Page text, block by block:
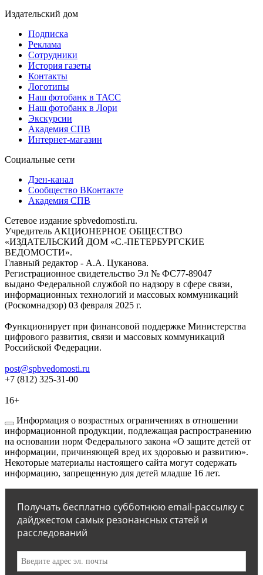
Издательский дом
Подписка
Реклама
Сотрудники
История газеты
Контакты
Логотипы
Наш фотобанк в ТАСС
Наш фотобанк в Лори
Экскурсии
Академия СПВ
Интернет-магазин
Социальные сети
Дзен-канал
Сообщество ВКонтакте
Академия СПВ
Сетевое издание spbvedomosti.ru.
Учредитель АКЦИОНЕРНОЕ ОБЩЕСТВО
«ИЗДАТЕЛЬСКИЙ ДОМ «С.-ПЕТЕРБУРГСКИЕ
ВЕДОМОСТИ».
Главный редактор - А.А. Цуканова.
Регистрационное свидетельство Эл № ФС77-89047
выдано Федеральной службой по надзору в сфере связи,
информационных технологий и массовых коммуникаций
(Роскомнадзор) 03 февраля 2025 г.
Функционирует при финансовой поддержке Министерства
цифрового развития, связи и массовых коммуникаций
Российской Федерации.
post@spbvedomosti.ru
+7 (812) 325-31-00
16+
Информация о возрастных ограничениях в отношении
информационной продукции, подлежащая распространению
на основании норм Федерального закона «О защите детей от
информации, причиняющей вред их здоровью и развитию».
Некоторые материалы настоящего сайта могут содержать
информацию, запрещенную для детей младше 16 лет.
Получать бесплатно субботнюю email-рассылку с
дайджестом самых резонансных статей и
расследований